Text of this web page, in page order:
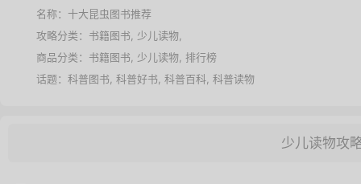
名称： 十大昆虫图书推荐
攻略分类： 书籍图书 少儿读物
商品分类： 书籍图书 少儿读物 排行榜
话题： 科普图书 科普好书 科普百科 科普读物
少儿读物攻